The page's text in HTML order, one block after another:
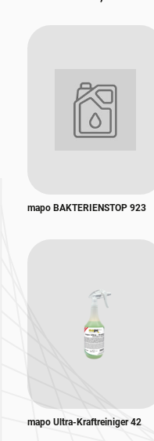
mapo BAKTERIENSTOP 923
mapo Ultra-Kraftreiniger 42